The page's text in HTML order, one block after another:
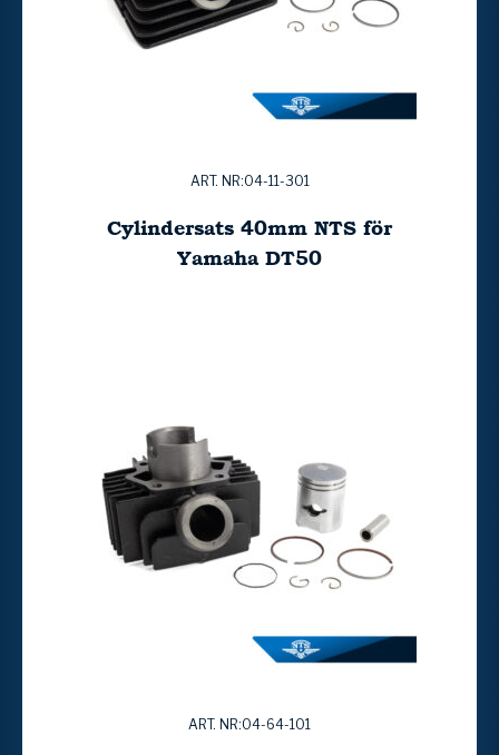
ART. NR:04-11-301
Cylindersats 40mm NTS för
Yamaha DT50
ART. NR:04-64-101